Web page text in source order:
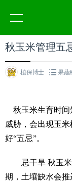
秋玉米管理五
植保博士 果蔬
秋玉米生育时间
威胁，会出现玉
好“五忌”。
忌干旱 秋玉米
期，土壤缺水会推